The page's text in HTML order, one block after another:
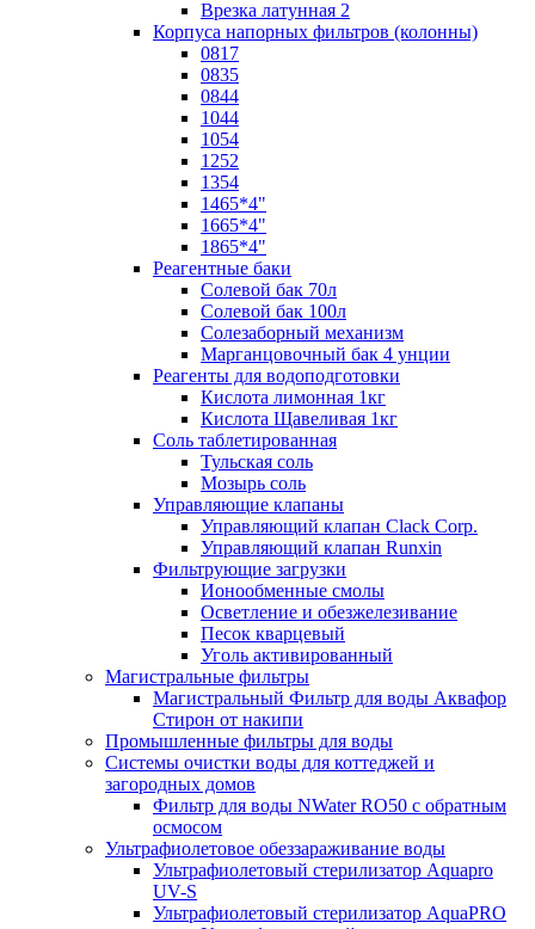
Врезка латунная 2
Корпуса напорных фильтров (колонны)
0817
0835
0844
1044
1054
1252
1354
1465*4"
1665*4"
1865*4"
Реагентные баки
Солевой бак 70л
Солевой бак 100л
Солезаборный механизм
Марганцовочный бак 4 унции
Реагенты для водоподготовки
Кислота лимонная 1кг
Кислота Щавеливая 1кг
Соль таблетированная
Тульская соль
Мозырь соль
Управляющие клапаны
Управляющий клапан Clack Corp.
Управляющий клапан Runxin
Фильтрующие загрузки
Ионообменные смолы
Осветление и обезжелезивание
Песок кварцевый
Уголь активированный
Магистральные фильтры
Магистральный Фильтр для воды Аквафор
Стирон от накипи
Промышленные фильтры для воды
Системы очистки воды для коттеджей и
загородных домов
Фильтр для воды NWater RO50 с обратным
осмосом
Ультрафиолетовое обеззараживание воды
Ультрафиолетовый стерилизатор Aquapro
UV-S
Ультрафиолетовый стерилизатор AquaPRO